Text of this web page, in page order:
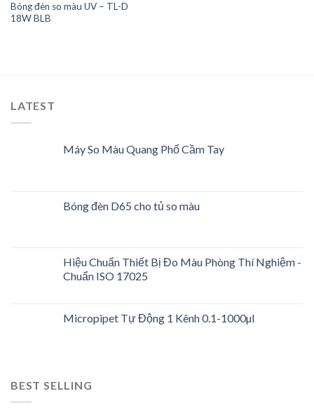
Bóng đèn so màu UV – TL-D
18W BLB
LATEST
Máy So Màu Quang Phổ Cầm Tay
Bóng đèn D65 cho tủ so màu
Hiệu Chuẩn Thiết Bị Đo Màu Phòng Thí Nghiệm -
Chuẩn ISO 17025
Micropipet Tự Động 1 Kênh 0.1-1000µl
BEST SELLING